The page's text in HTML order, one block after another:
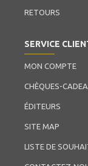
RETOURS
SERVICE
MON COMPTE
CHÈQUES-
ÉDITEURS
SITE MAP
LISTE DE